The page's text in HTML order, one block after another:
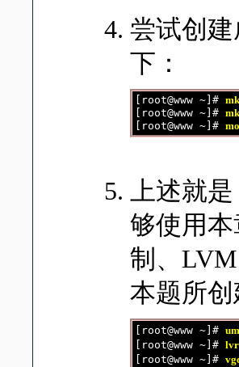
尝试创
下：
[root@www ~]#
[root@www ~]#
[root@www ~]#
上述就
够使用
制、
本题所
[root@www ~]#
[root@www ~]#
[root@www ~]#